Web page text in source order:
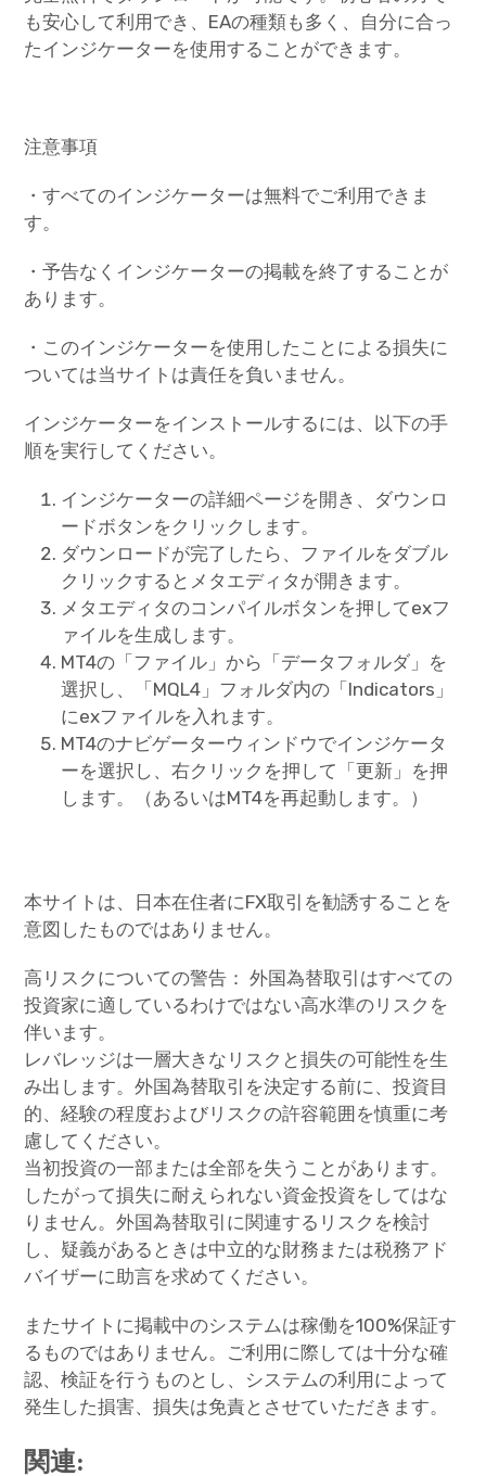
も安心して利用でき、EAの種類も多く、自分に合っ
たインジケーターを使用することができます。
注意事項
・すべてのインジケーターは無料でご利用できま
す。
・予告なくインジケーターの掲載を終了することが
あります。
・このインジケーターを使用したことによる損失に
ついては当サイトは責任を負いません。
インジケーターをインストールするには、以下の手
順を実行してください。
インジケーターの詳細ページを開き、ダウンロ
ードボタンをクリックします。
ダウンロードが完了したら、ファイルをダブル
クリックするとメタエディタが開きます。
メタエディタのコンパイルボタンを押してexフ
ァイルを生成します。
MT4の「ファイル」から「データフォルダ」を
選択し、「MQL4」フォルダ内の「Indicators」
にexファイルを入れます。
MT4のナビゲーターウィンドウでインジケータ
ーを選択し、右クリックを押して「更新」を押
します。（あるいはMT4を再起動します。）
本サイトは、日本在住者にFX取引を勧誘することを
意図したものではありません。
高リスクについての警告： 外国為替取引はすべての
投資家に適しているわけではない高水準のリスクを
伴います。
レバレッジは一層大きなリスクと損失の可能性を生
み出します。外国為替取引を決定する前に、投資目
的、経験の程度およびリスクの許容範囲を慎重に考
慮してください。
当初投資の一部または全部を失うことがあります。
したがって損失に耐えられない資金投資をしてはな
りません。外国為替取引に関連するリスクを検討
し、疑義があるときは中立的な財務または税務アド
バイザーに助言を求めてください。
またサイトに掲載中のシステムは稼働を100%保証す
るものではありません。ご利用に際しては十分な確
認、検証を行うものとし、システムの利用によって
発生した損害、損失は免責とさせていただきます。
関連: